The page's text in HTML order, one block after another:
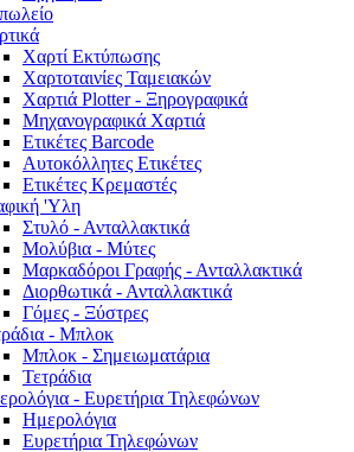
Χαρτί Εκτύπωσης
Χαρτοταινίες Ταμειακών
Χαρτιά Plotter - Ξηρογραφικά
Μηχανογραφικά Χαρτιά
Ετικέτες Barcode
Αυτοκόλλητες Ετικέτες
Ετικέτες Κρεμαστές
'Yλη
Στυλό - Ανταλλακτικά
Μολύβια - Μύτες
Μαρκαδόροι Γραφής - Ανταλλακτικά
Διορθωτικά - Ανταλλακτικά
Γόμες - Ξύστρες
- Μπλοκ
Μπλοκ - Σημειωματάρια
Τετράδια
- Ευρετήρια Τηλεφώνων
Ημερολόγια
Ευρετήρια Τηλεφώνων